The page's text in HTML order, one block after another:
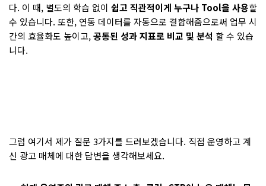
다. 이 때, 별도의 학습 없이 쉽고 직관적이게 누구나 Tool을 사용할
수 있습니다. 또한, 연동 데이터를 자동으로 결합해줌으로써 업무 시
간의 효율화도 높이고,공통된 성과 지표로 비교 및 분석 할 수 있습
니다.
그럼 여기서 제가 질문 3가지를 드려보겠습니다. 직접 운영하고 계
신 광고 매체에 대한 답변을 생각해보세요.